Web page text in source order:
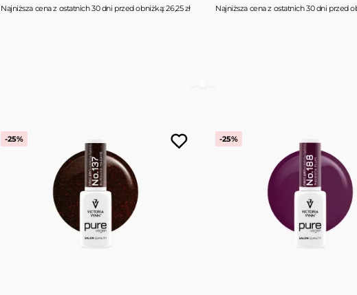
Najniższa cena z ostatnich 30 dni przed obniżką: 26,25 zł Najniższa cena z ostatnich 30 dni przed
-25% -25%